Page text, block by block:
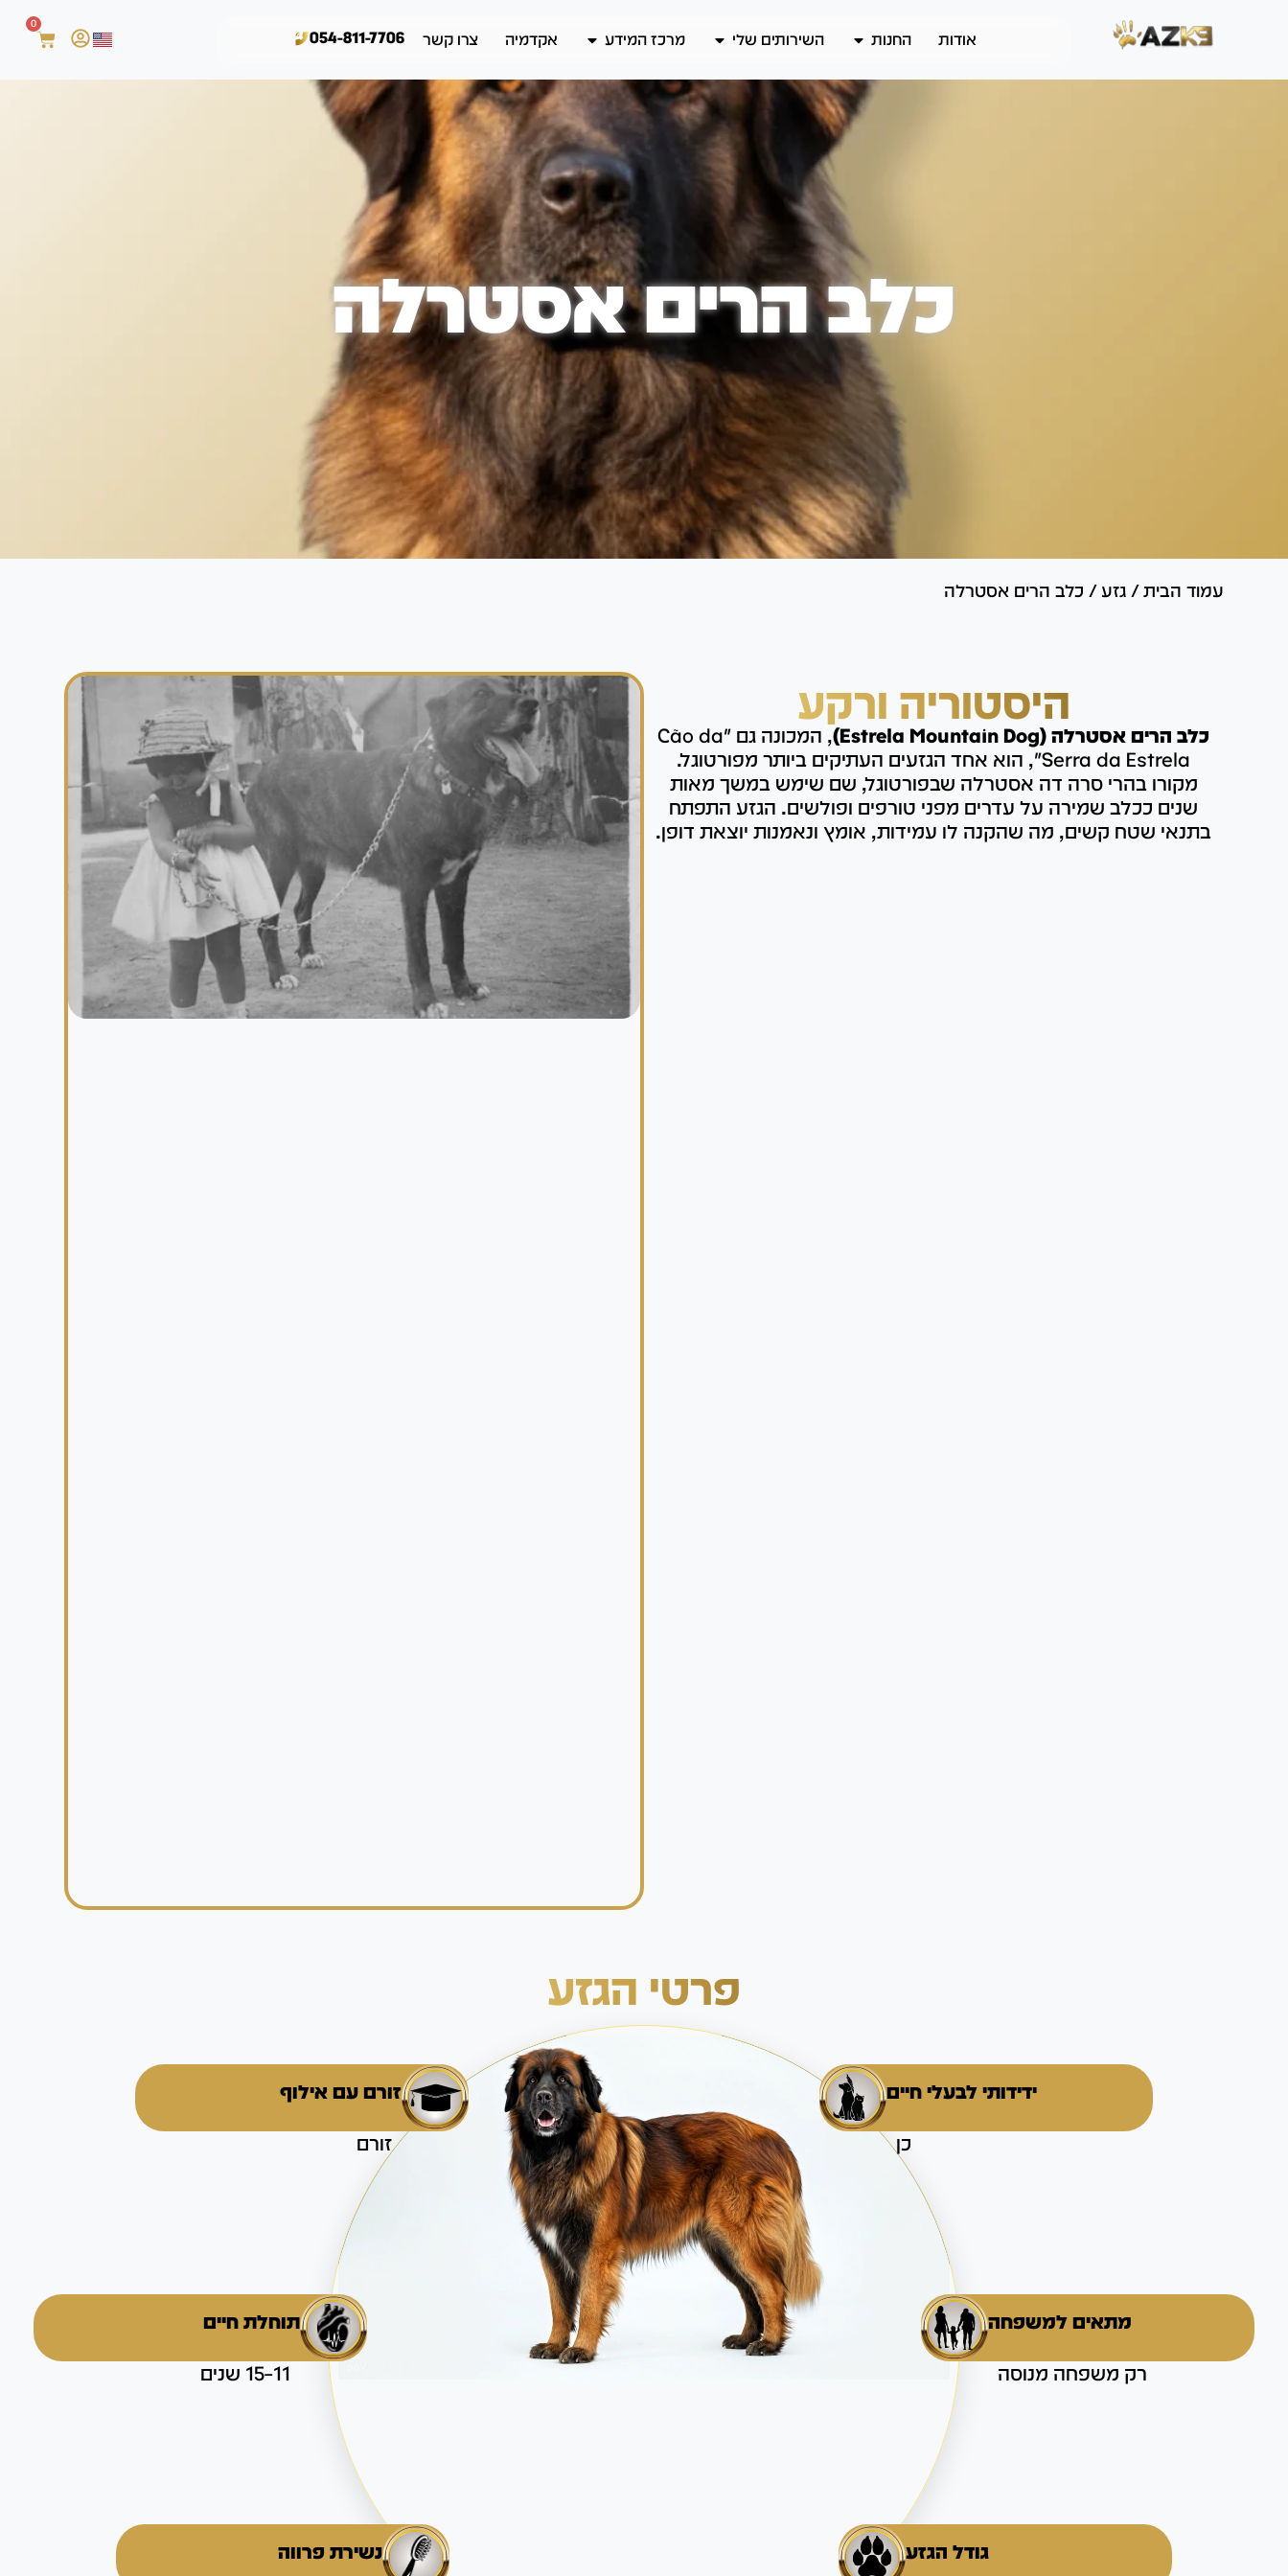
אודות החנות השירותים שלי מרכז המידע אקדמיה צרו קשר 054-811-7706
0
כלב הרים אסטרלה
עמוד הבית / גזע / כלב הרים אסטרלה
היסטוריה ורקע
כלב הרים אסטרלה (Estrela Mountain Dog)
, המכונה גם "Cão da
Serra da Estrela", הוא אחד הגזעים העתיקים ביותר מפורטוגל.
מקורו בהרי סרה דה אסטרלה שבפורטוגל, שם שימש במשך מאות
שנים ככלב שמירה על עדרים מפני טורפים ופולשים. הגזע התפתח
בתנאי שטח קשים, מה שהקנה לו עמידות, אומץ ונאמנות יוצאת דופן.
פרטי הגזע
זורם עם אילוף
זורם
נשירת פרווה
תוחלת חיים
11–15 שנים
ידידותי לבעלי חיים
כן
מתאים למשפחה
רק משפחה מנוסה
גודל הגזע